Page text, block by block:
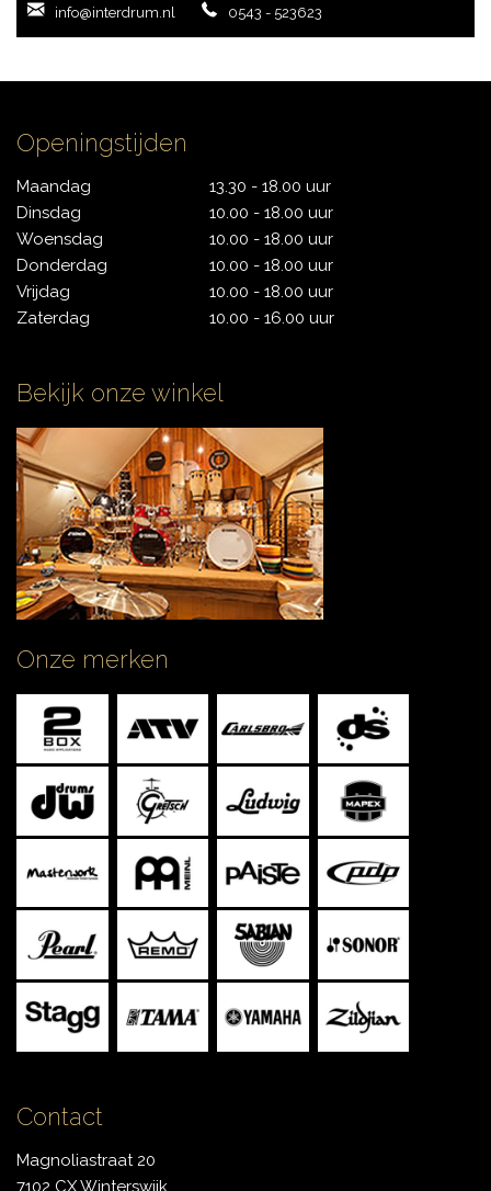
info@interdrum.nl 0543 - 523623
Openingstijden
Maandag
Dinsdag
Woensdag
Donderdag
Vrijdag
Zaterdag
13.30 - 18.00 uur
10.00 - 18.00 uur
10.00 - 18.00 uur
10.00 - 18.00 uur
10.00 - 18.00 uur
10.00 - 16.00 uur
Bekijk onze winkel
Onze merken
Contact
Magnoliastraat 20
7102 CX Winterswijk